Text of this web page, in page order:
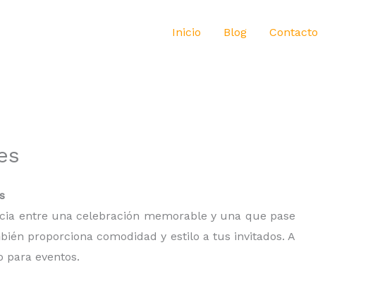
Inicio Blog Contacto
entre una celebración memorable y una que pase
proporciona comodidad y estilo a tus invitados. A
para eventos.